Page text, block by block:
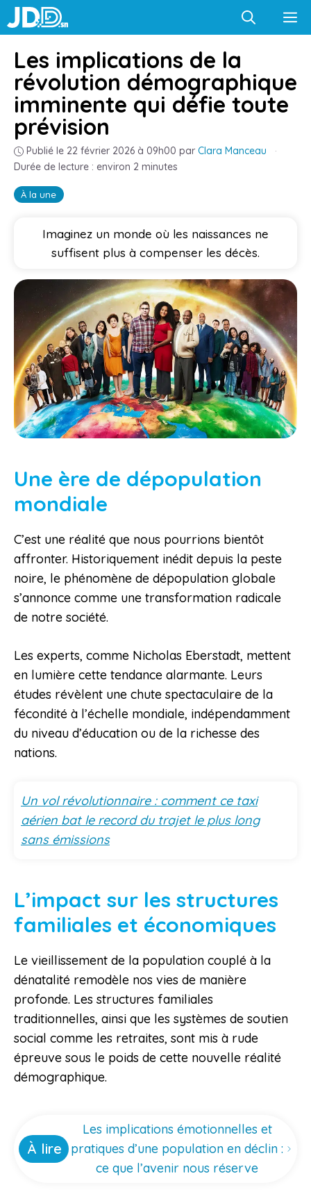
Aller
au
À la une
Les implications de la
révolution démographique
imminente qui défie toute
prévision
Publié le 22 février 2026 à 09h00 par Clara Manceau
·
Durée de lecture : environ 2 minutes
Imaginez un monde où les naissances ne
suffisent plus à compenser les décès.
Une ère de dépopulation
mondiale
C’est une réalité que nous pourrions bientôt
affronter. Historiquement inédit depuis la peste
noire, le phénomène de dépopulation globale
s’annonce comme une transformation radicale
de notre société.
Les experts, comme Nicholas Eberstadt, mettent
en lumière cette tendance alarmante. Leurs
études révèlent une chute spectaculaire de la
fécondité à l’échelle mondiale, indépendamment
du niveau d’éducation ou de la richesse des
nations.
Un vol révolutionnaire : comment ce taxi
aérien bat le record du trajet le plus long
sans émissions
L’impact sur les structures
familiales et économiques
Le vieillissement de la population couplé à la
dénatalité remodèle nos vies de manière
profonde. Les structures familiales
traditionnelles, ainsi que les systèmes de soutien
social comme les retraites, sont mis à rude
épreuve sous le poids de cette nouvelle réalité
démographique.
À lire
Les implications émotionnelles et
pratiques d’une population en déclin :
ce que l’avenir nous réserve